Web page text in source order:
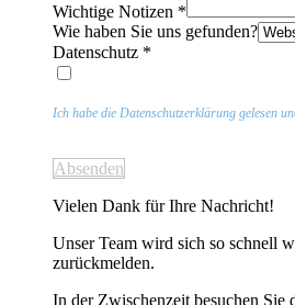
Wichtige Notizen *
Wie haben Sie uns gefunden?
Datenschutz *
Ich habe die Datenschutzerklärung gelesen
Absenden
Vielen Dank für Ihre Nachricht!
Unser Team wird sich so schnell
zurückmelden.
In der Zwischenzeit besuchen Sie